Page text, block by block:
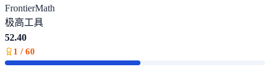
FrontierMath
极高工具
52.40
1 / 60